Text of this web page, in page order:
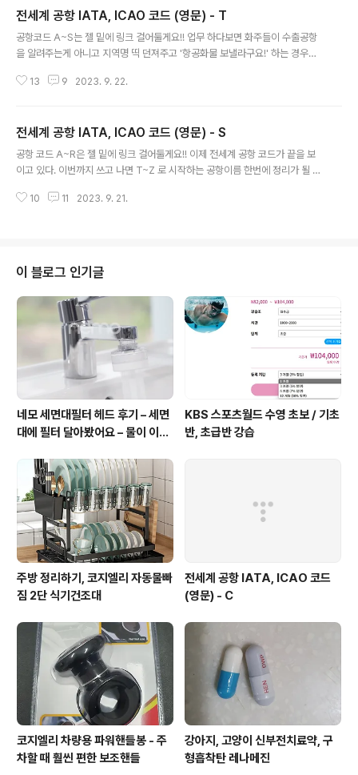
ernational Airport UTP VTBU Thailand Rayong 2 Ua Pou Airport
UAP NTMP French Po..
전세계 공항 IATA, ICAO 코드 (영문) - T
공항코드 A~S는 젤 밑에 링크 걸어둘게요!! 업무 하다보면 화주들이 수출공항
을 알려주는게 아니고 지역명 띡 던져주고 '항공화물 보낼라구요!' 하는 경우가
아시쥬? IATA 공항 코드는 IATA위치 판별자(location identifier)라고도 알
ernational Civil Aviation Organzation, ICAO) IATA - 국제항공운송협
회(International Air Transport Association) 1 T.F. Green..
13 9 2023. 9. 22.
전세계 공항 IATA, ICAO 코드 (영문) - S
공항 코드 A~R은 젤 밑에 링크 걸어둘게요!! 이제 전세계 공항 코드가 끝을 보
이고 있다. 이번까지 쓰고 나면 T~Z 로 시작하는 공항이름 한번에 정리가 될 것
면 좋겠습니다. IATA 공항 코드는 IATA위치 판별자(location identifier)라
운송협회(International Air Transport Association) 1..
10 11 2023. 9. 21.
이 블로그 인기글
네모 세면대필터 헤드 후기 – 세면
대에 필터 달아봤어요 – 물이 이렇
KBS 스포츠월드 수영 초보 / 기초
반, 초급반 강습
주방 정리하기, 코지엘리 자동물빠
짐 2단 식기건조대
전세계 공항 IATA, ICAO 코드
(영문) - C
코지엘리 차량용 파워핸들봉 - 주
차할 때 훨씬 편한 보조핸들
강아지, 고양이 신부전치료약, 구
형흡착탄 레나메진